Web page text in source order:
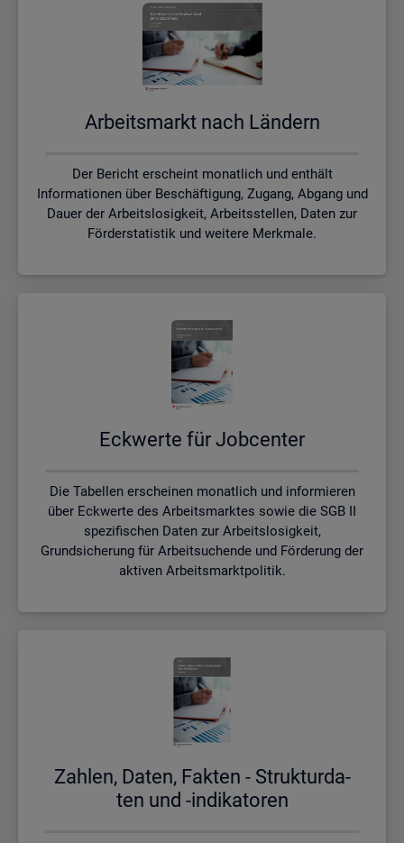
Ar­beits­markt nach Län­dern
Der Bericht erscheint monatlich und enthält
Informationen über Beschäftigung, Zugang, Abgang und
Dauer der Arbeitslosigkeit, Arbeitsstellen, Daten zur
Förderstatistik und weitere Merkmale.
Eck­wer­te für Job­cen­ter
Die Tabellen erscheinen monatlich und informieren
über Eckwerte des Arbeitsmarktes sowie die SGB II
spezifischen Daten zur Arbeitslosigkeit,
Grundsicherung für Arbeitsuchende und Förderung der
aktiven Arbeitsmarktpolitik.
Zah­len, Daten, Fak­ten - Struk­tur­da­
ten und -in­di­ka­to­ren